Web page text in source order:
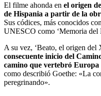
El filme ahonda en el origen
de Hispania a partir de la
Sus códices, más conocidos
UNESCO como ‘Memoria del
A su vez, ‘Beato, el origen del
consecuente inicio del
camino que vertebró Europa
como describió Goethe: «La
peregrinando».